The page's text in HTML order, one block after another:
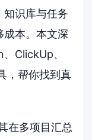
知识库与任务
成本。本文深
ClickUp、
，帮你找到真
在多项目汇总